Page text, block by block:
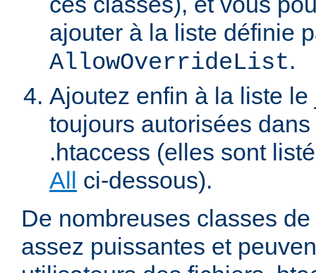
ajouter à la liste définie
AllowOverrideList.
Ajoutez enfin à la liste
toujours autorisées
.htaccess (elles sont
All ci-dessous).
De nombreuses classes
assez puissantes et